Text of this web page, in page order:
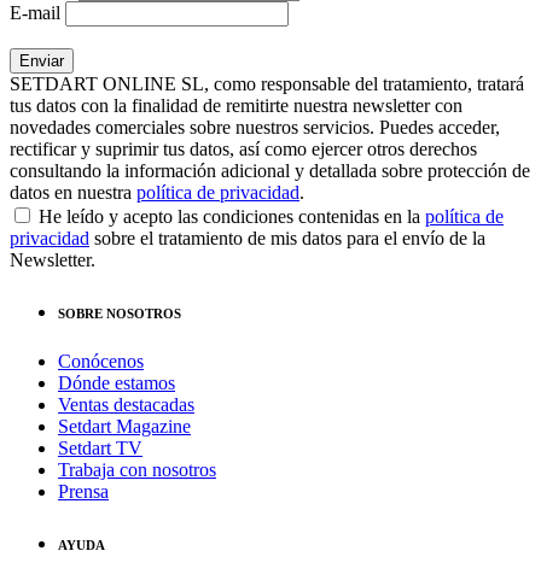
E-mail
SETDART ONLINE SL, como responsable del tratamiento, tratará
tus datos con la finalidad de remitirte nuestra newsletter con
novedades comerciales sobre nuestros servicios. Puedes acceder,
rectificar y suprimir tus datos, así como ejercer otros derechos
consultando la información adicional y detallada sobre protección de
datos en nuestra política de privacidad.
He leído y acepto las condiciones contenidas en la política de
privacidad sobre el tratamiento de mis datos para el envío de la
Newsletter.
SOBRE NOSOTROS
Conócenos
Dónde estamos
Ventas destacadas
Setdart Magazine
Setdart TV
Trabaja con nosotros
Prensa
AYUDA